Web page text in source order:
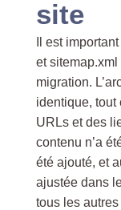
site
Il est
et sitemap.xml
migration.
identique, tout
URLs et des
contenu n’a
été ajouté, et
ajustée dans
tous les